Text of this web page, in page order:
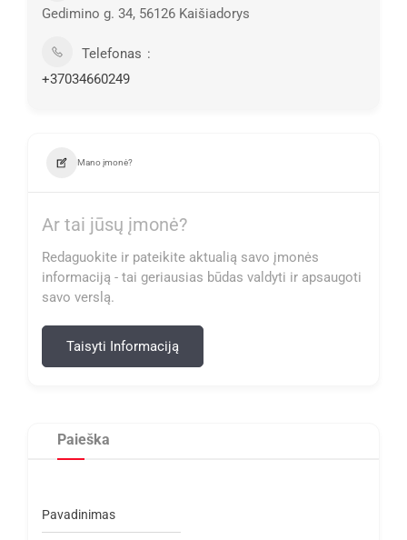
Gedimino g. 34, 56126 Kaišiadorys
Telefonas
+37034660249
Mano įmonė?
Ar tai jūsų įmonė?
Redaguokite ir pateikite aktualią savo įmonės
informaciją - tai geriausias būdas valdyti ir apsaugoti
savo verslą.
Taisyti Informaciją
Paieška
Pavadinimas